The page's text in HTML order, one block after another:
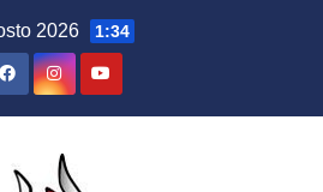
2026 1:34